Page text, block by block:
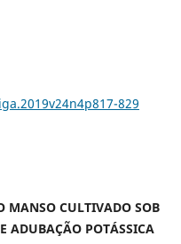
829
MANSO CULTIVADO SOB
ADUBAÇÃO POTÁSSICA